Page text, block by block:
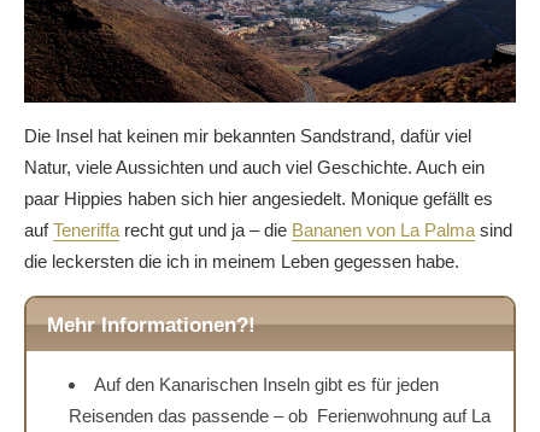
Die Insel hat keinen mir bekannten Sandstrand, dafür viel
Natur, viele Aussichten und auch viel Geschichte. Auch ein
paar Hippies haben sich hier angesiedelt. Monique gefällt es
aufTeneriffa recht gut und ja – die Bananen von La Palma sind
die leckersten die ich in meinem Leben gegessen habe.
Mehr Informationen?!
Auf den Kanarischen Inseln gibt es für jeden
Reisenden das passende – ob Ferienwohnung auf La